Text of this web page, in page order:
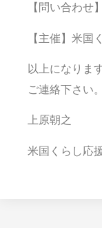
【問い合わせ
【主催】米国
以上になりま
ご連絡下さい。
上原朝之
米国くらし応